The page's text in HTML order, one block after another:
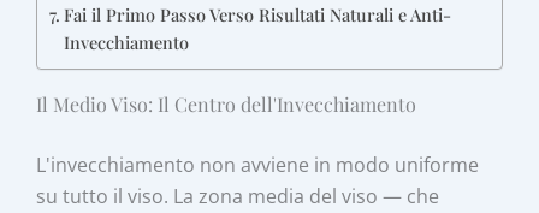
Fai il Primo Passo Verso Risultati Naturali e Anti-
Invecchiamento
Il Medio Viso: Il Centro dell'Invecchiamento
L'invecchiamento non avviene in modo uniforme
su tutto il viso. La zona media del viso — che